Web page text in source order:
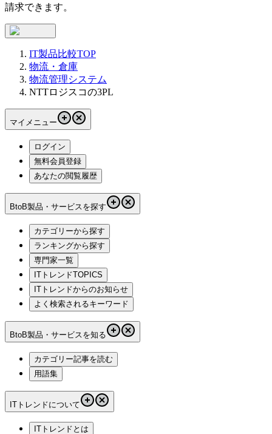
請求できます。
IT製品比較TOP
物流・倉庫
物流管理システム
NTTロジスコの3PL
マイメニュー
ログイン
無料会員登録
あなたの閲覧履歴
BtoB製品・サービスを探す
カテゴリーから探す
ランキングから探す
専門家一覧
ITトレンドTOPICS
ITトレンドからのお知らせ
よく検索されるキーワード
BtoB製品・サービスを知る
カテゴリー記事を読む
用語集
ITトレンドについて
ITトレンドとは